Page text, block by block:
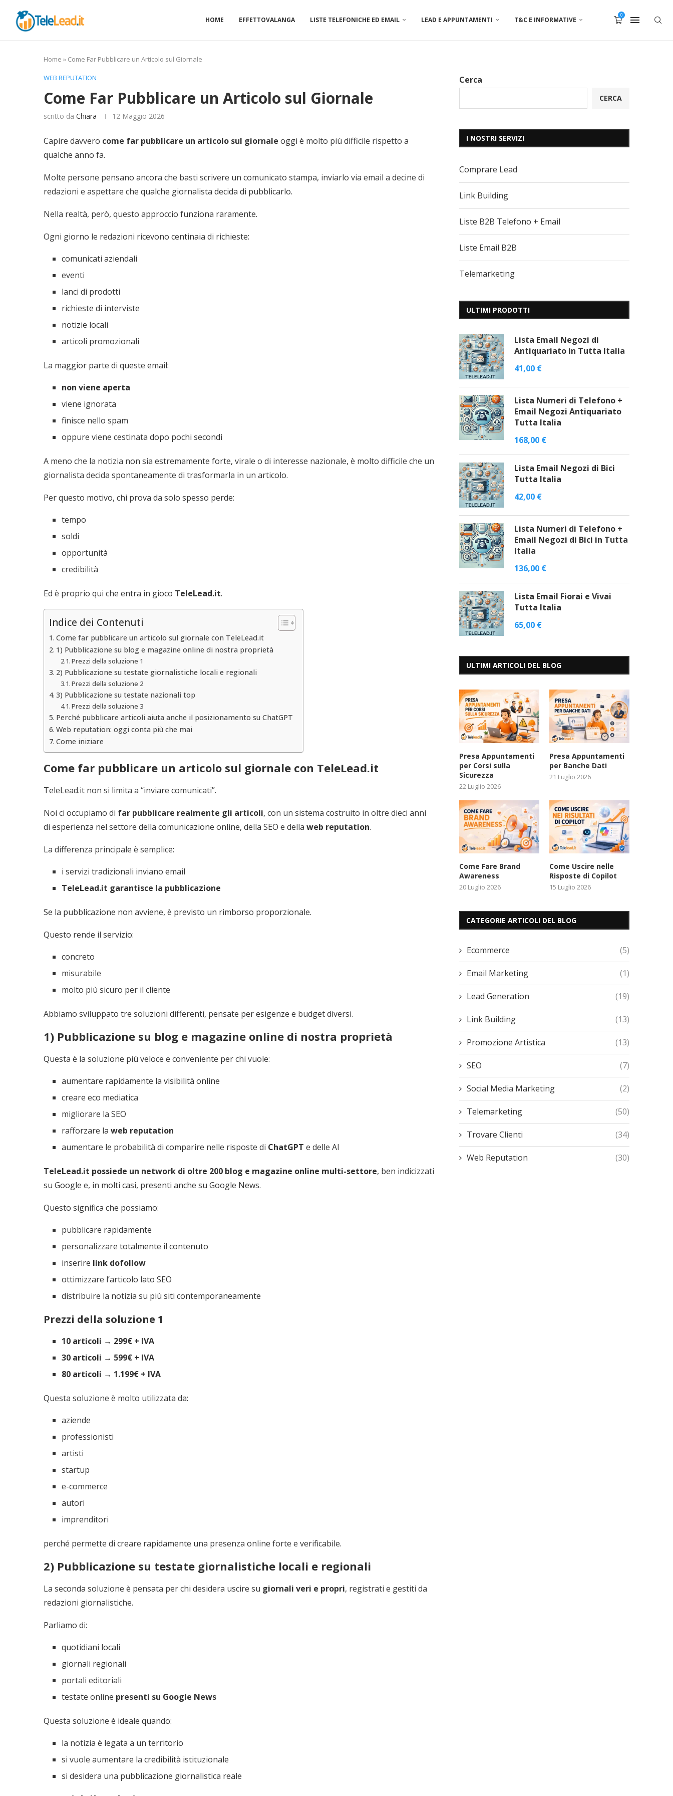
HOME EFFETTOVALANGA LISTE TELEFONICHE ED EMAIL LEAD E APPUNTAMENTI T&C E INFORMATIVE
0
Home » Come Far Pubblicare un Articolo sul Giornale
WEB REPUTATION
Come Far Pubblicare un Articolo sul Giornale
scritto da Chiara 12 Maggio 2026
Capire davvero come far pubblicare un articolo sul giornale oggi è molto più difficile rispetto a
qualche anno fa.
Molte persone pensano ancora che basti scrivere un comunicato stampa, inviarlo via email a decine di
redazioni e aspettare che qualche giornalista decida di pubblicarlo.
Nella realtà, però, questo approccio funziona raramente.
Ogni giorno le redazioni ricevono centinaia di richieste:
comunicati aziendali
eventi
lanci di prodotti
richieste di interviste
notizie locali
articoli promozionali
La maggior parte di queste email:
non viene aperta
viene ignorata
finisce nello spam
oppure viene cestinata dopo pochi secondi
A meno che la notizia non sia estremamente forte, virale o di interesse nazionale, è molto difficile che un
giornalista decida spontaneamente di trasformarla in un articolo.
Per questo motivo, chi prova da solo spesso perde:
tempo
soldi
opportunità
credibilità
Ed è proprio qui che entra in gioco TeleLead.it.
Indice dei Contenuti
Come far pubblicare un articolo sul giornale con TeleLead.it
1) Pubblicazione su blog e magazine online di nostra proprietà
Prezzi della soluzione 1
2) Pubblicazione su testate giornalistiche locali e regionali
Prezzi della soluzione 2
3) Pubblicazione su testate nazionali top
Prezzi della soluzione 3
Perché pubblicare articoli aiuta anche il posizionamento su ChatGPT
Web reputation: oggi conta più che mai
Come iniziare
Come far pubblicare un articolo sul giornale con TeleLead.it
TeleLead.it non si limita a “inviare comunicati”.
Noi ci occupiamo di far pubblicare realmente gli articoli, con un sistema costruito in oltre dieci anni
di esperienza nel settore della comunicazione online, della SEO e della web reputation.
La differenza principale è semplice:
i servizi tradizionali inviano email
TeleLead.it garantisce la pubblicazione
Se la pubblicazione non avviene, è previsto un rimborso proporzionale.
Questo rende il servizio:
concreto
misurabile
molto più sicuro per il cliente
Abbiamo sviluppato tre soluzioni differenti, pensate per esigenze e budget diversi.
1) Pubblicazione su blog e magazine online di nostra proprietà
Questa è la soluzione più veloce e conveniente per chi vuole:
aumentare rapidamente la visibilità online
creare eco mediatica
migliorare la SEO
rafforzare la web reputation
aumentare le probabilità di comparire nelle risposte di ChatGPT e delle AI
TeleLead.it possiede un network di oltre 200 blog e magazine online multi-settore, ben indicizzati
su Google e, in molti casi, presenti anche su Google News.
Questo significa che possiamo:
pubblicare rapidamente
personalizzare totalmente il contenuto
inserire link dofollow
ottimizzare l’articolo lato SEO
distribuire la notizia su più siti contemporaneamente
Prezzi della soluzione 1
10 articoli → 299€ + IVA
30 articoli → 599€ + IVA
80 articoli → 1.199€ + IVA
Questa soluzione è molto utilizzata da:
aziende
professionisti
artisti
startup
e-commerce
autori
imprenditori
perché permette di creare rapidamente una presenza online forte e verificabile.
2) Pubblicazione su testate giornalistiche locali e regionali
La seconda soluzione è pensata per chi desidera uscire su giornali veri e propri, registrati e gestiti da
redazioni giornalistiche.
Parliamo di:
quotidiani locali
giornali regionali
portali editoriali
testate online presenti su Google News
Questa soluzione è ideale quando:
la notizia è legata a un territorio
si vuole aumentare la credibilità istituzionale
si desidera una pubblicazione giornalistica reale
Cerca
CERCA
I NOSTRI SERVIZI
Comprare Lead
Link Building
Liste B2B Telefono + Email
Liste Email B2B
Telemarketing
ULTIMI PRODOTTI
Lista Email Negozi di
Antiquariato in Tutta Italia
41,00 €
Lista Numeri di Telefono +
Email Negozi Antiquariato
Tutta Italia
168,00 €
Lista Email Negozi di Bici
Tutta Italia
42,00 €
Lista Numeri di Telefono +
Email Negozi di Bici in Tutta
Italia
136,00 €
Lista Email Fiorai e Vivai
Tutta Italia
65,00 €
ULTIMI ARTICOLI DEL BLOG
Presa Appuntamenti
per Corsi sulla
Sicurezza
22 Luglio 2026
Presa Appuntamenti
per Banche Dati
21 Luglio 2026
Come Fare Brand
Awareness
20 Luglio 2026
Come Uscire nelle
Risposte di Copilot
15 Luglio 2026
CATEGORIE ARTICOLI DEL BLOG
Ecommerce (5)
Email Marketing (1)
Lead Generation (19)
Link Building (13)
Promozione Artistica (13)
SEO (7)
Social Media Marketing (2)
Telemarketing (50)
Trovare Clienti (34)
Web Reputation (30)